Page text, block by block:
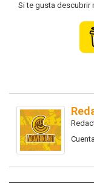
Si te gusta descubrir